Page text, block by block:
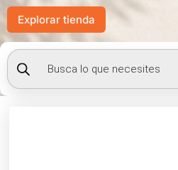
Explorar tienda
Búsqueda
de
productos